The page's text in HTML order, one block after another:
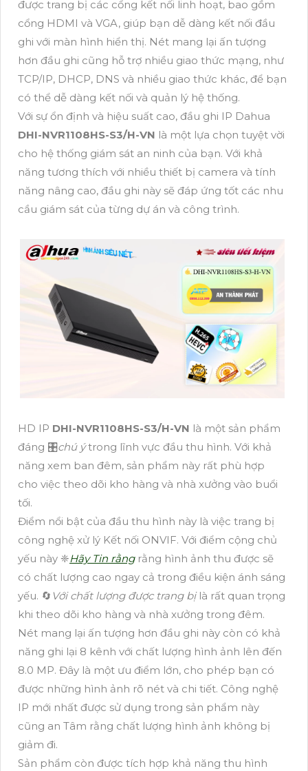
được trang bị các cổng kết nối linh hoạt, bao gồm
cổng HDMI và VGA, giúp bạn dễ dàng kết nối đầu
ghi với màn hình hiển thị. Nét mang lại ấn tượng
hơn đầu ghi cũng hỗ trợ nhiều giao thức mạng, như
TCP/IP, DHCP, DNS và nhiều giao thức khác, để bạn
có thể dễ dàng kết nối và quản lý hệ thống.
Với sự ổn định và hiệu suất cao, đầu ghi IP Dahua
DHI-NVR1108HS-S3/H-VN là một lựa chọn tuyệt vời
cho hệ thống giám sát an ninh của bạn. Với khả
năng tương thích với nhiều thiết bị camera và tính
năng nâng cao, đầu ghi này sẽ đáp ứng tốt các nhu
cầu giám sát của từng dự án và công trình.
HD IP DHI-NVR1108HS-S3/H-VN là một sản phẩm
đáng 🎛chú ýtrong lĩnh vực đầu thu hình. Với khả
năng xem ban đêm, sản phẩm này rất phù hợp
cho việc theo dõi kho hàng và nhà xưởng vào buổi
tối.
Điểm nổi bật của đầu thu hình này là việc trang bị
công nghệ xử lý Kết nối ONVIF. Với điểm cộng chủ
yếu này ❈Hãy Tin rằngrằng hình ảnh thu được sẽ
có chất lượng cao ngay cả trong điều kiện ánh sáng
yếu. 🔄 Với chất lượng được trang bịlà rất quan trọng
khi theo dõi kho hàng và nhà xưởng trong đêm.
Nét mang lại ấn tượng hơn đầu ghi này còn có khả
năng ghi lại 8 kênh với chất lượng hình ảnh lên đến
8.0 MP. Đây là một ưu điểm lớn, cho phép bạn có
được những hình ảnh rõ nét và chi tiết. Công nghệ
IP mới nhất được sử dụng trong sản phẩm này
cũng an Tâm rằng chất lượng hình ảnh không bị
giảm đi.
Sản phẩm còn được tích hợp khả năng thu hình